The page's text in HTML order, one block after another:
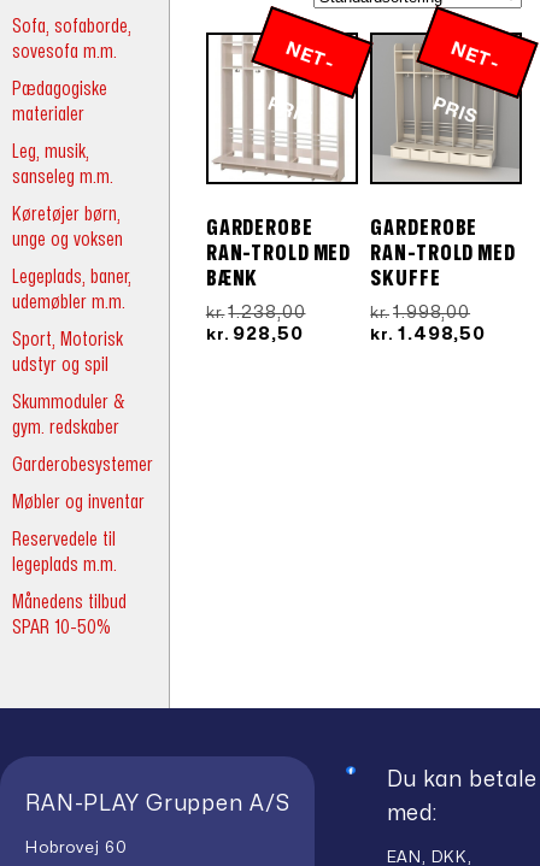
Sofa, sofaborde,
sovesofa m.m.
Pædagogiske
materialer
Leg, musik,
sanseleg m.m.
Køretøjer børn,
unge og voksen
Legeplads, baner,
udemøbler m.m.
Sport, Motorisk
udstyr og spil
Skummoduler &
gym. redskaber
Garderobesystemer
Møbler og inventar
Reservedele til
legeplads m.m.
Månedens tilbud
SPAR 10-50%
N
E
T
-
P
R
IS
GARDEROBE
RAN-TROLD MED
BÆNK
kr. 1.238,00Den
oprindelige
kr. 928,50Den
N
E
T
-
P
R
IS
GARDEROBE
RAN-TROLD MED
SKUFFE
kr. 1.998,00Den
kr. 1.498,50
RAN-PLAY Gruppen A/S
Hobrovej 60
Du kan betale
med:
EAN, DKK,